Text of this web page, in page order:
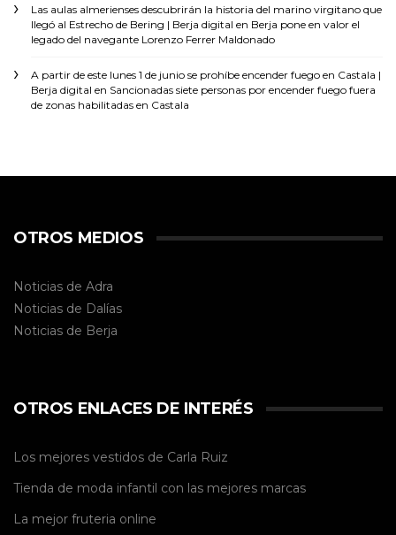
Las aulas almerienses descubrirán la historia del marino virgitano que
llegó al Estrecho de Bering | Berja digital en Berja pone en valor el
legado del navegante Lorenzo Ferrer Maldonado
A partir de este lunes 1 de junio se prohíbe encender fuego en Castala |
Berja digital en Sancionadas siete personas por encender fuego fuera
de zonas habilitadas en Castala
OTROS MEDIOS
Noticias de Adra
Noticias de Dalías
Noticias de Berja
OTROS ENLACES DE INTERÉS
Los mejores vestidos de Carla Ruiz
Tienda de moda infantil con las mejores marcas
La mejor fruteria online